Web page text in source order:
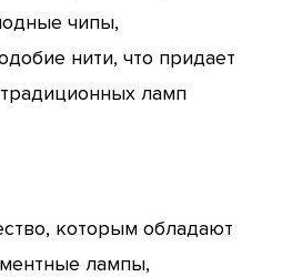
чипы,
нити, что придает
ламп
которым обладают
лампы,